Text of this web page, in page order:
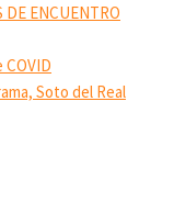
ENCUENTRO
Soto del Real